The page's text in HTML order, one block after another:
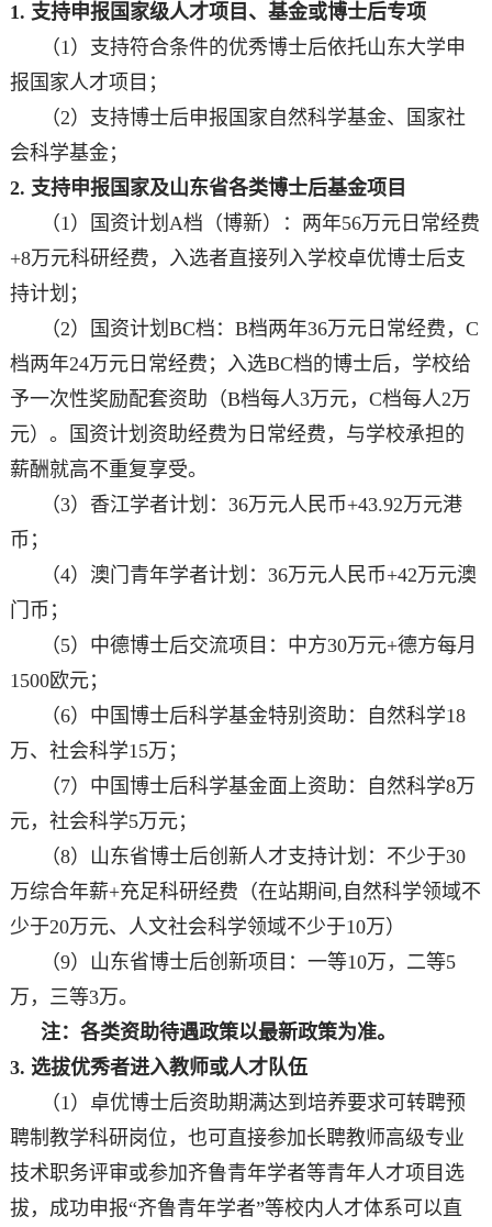
1. 支持申报国家级人才项目、基金或博士后专项
（1）支持符合条件的优秀博士后依托山东大学申
报国家人才项目；
（2）支持博士后申报国家自然科学基金、国家社
会科学基金；
2. 支持申报国家及山东省各类博士后基金项目
（1）国资计划A档（博新）：两年56万元日常经费
+8万元科研经费，入选者直接列入学校卓优博士后支
持计划；
（2）国资计划BC档：B档两年36万元日常经费，C
档两年24万元日常经费；入选BC档的博士后，学校给
予一次性奖励配套资助（B档每人3万元，C档每人2万
元）。国资计划资助经费为日常经费，与学校承担的
薪酬就高不重复享受。
（3）香江学者计划：36万元人民币+43.92万元港
币；
（4）澳门青年学者计划：36万元人民币+42万元澳
门币；
（5）中德博士后交流项目：中方30万元+德方每月
1500欧元；
（6）中国博士后科学基金特别资助：自然科学18
万、社会科学15万；
（7）中国博士后科学基金面上资助：自然科学8万
元，社会科学5万元；
（8）山东省博士后创新人才支持计划：不少于30
万综合年薪+充足科研经费（在站期间,自然科学领域不
少于20万元、人文社会科学领域不少于10万）
（9）山东省博士后创新项目：一等10万，二等5
万，三等3万。
注：各类资助待遇政策以最新政策为准。
3. 选拔优秀者进入教师或人才队伍
（1）卓优博士后资助期满达到培养要求可转聘预
聘制教学科研岗位，也可直接参加长聘教师高级专业
技术职务评审或参加齐鲁青年学者等青年人才项目选
拔，成功申报“齐鲁青年学者”等校内人才体系可以直